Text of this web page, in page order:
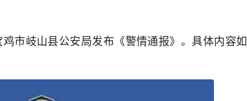
市岐山县公安局发布《警情通报》。具体内容如